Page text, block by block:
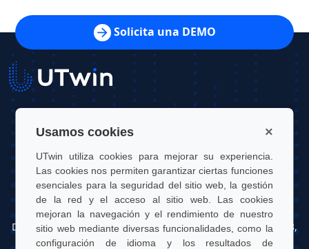
Usamos cookies ×
UTwin utiliza cookies para mejorar su experiencia.
Las cookies nos permiten garantizar ciertas funciones
esenciales para la seguridad del sitio web, la gestión
de la red y el acceso al sitio web. Las cookies
mejoran la navegación y el rendimiento de nuestro
sitio web mediante diversas funcionalidades, como la
configuración de idioma y los resultados de
Solicita una DEMO
UTwin S.r.l.
Contacto: info@utwin.it
VAT: 12255450012
Dirección legal: Via Davide Bertolotti, 7, 10121, Turín, Italia
Dirección operativa: OGR Tech, Corso Castelfidardo 22, 10128,
Turín, Italia